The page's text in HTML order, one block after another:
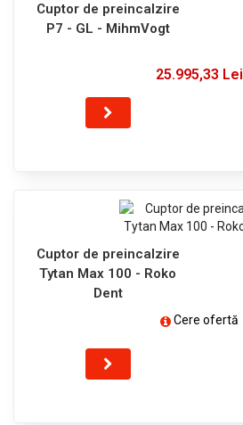
Cuptor de preincalzire
P7 - GL - MihmVogt
25.995,33 Lei
Cuptor de preincalzire
Tytan Max 100 - Roko
Dent
Cere ofertă